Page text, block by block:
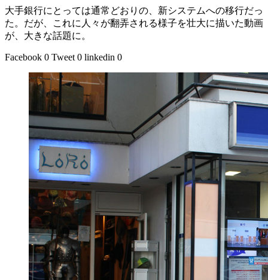
大手銀行にとっては通常どおりの、新システムへの移行だっ
た。だが、これに人々が翻弄される様子を壮大に描いた動画
が、大きな話題に。
Facebook 0 Tweet 0 linkedin 0